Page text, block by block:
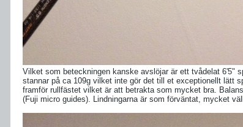
Vilket som beteckningen kanske avslöjar är ett tvådelat 6'5"
stannar på ca 109g vilket inte gör det till et exceptionellt lätt
framför rullfästet vilket är att betrakta som mycket bra.
(Fuji micro guides). Lindningarna är som förväntat, mycket